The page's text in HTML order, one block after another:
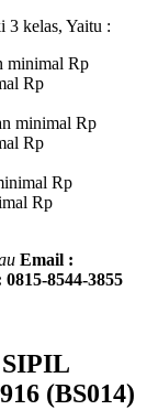
3 kelas, Yaitu :
minimal Rp
Rp
minimal Rp
Rp
Rp
Rp
Email :
8544-3855
(BS014)